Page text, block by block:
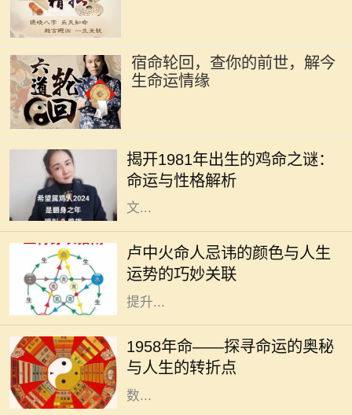
宿命轮回，查你的前世，解今
生命运情缘
揭开1981年出生的鸡命之谜：
命运与性格解析
征，而1981年恰逢辛酉年，属鸡的人
在这一年出生，他们的命运与性格究
竟如何呢？作为一种象征，鸡在中国
文...
卢中火命人忌讳的颜色与人生
运势的巧妙关联
在中华传统命理中，每个人的命理特
征都与五行、颜色等有着密切的关
系。对于卢中火命的人而言，了解与
自己命理相关的颜色忌讳，可以帮助
提升...
1958年命——探寻命运的奥秘
与人生的转折点
1958年，对于很多人来说，也许只是
一年，但对于一些特别的个体来说，
这一年却是命运的转折点。在这一年
中，许多事件交织在一起，造就了无
数...
在中国传统命理学中，五行理论将人